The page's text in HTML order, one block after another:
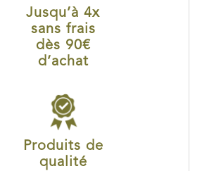
Jusqu’à 4x
sans frais
dès 90€
d’achat
Produits de
qualité